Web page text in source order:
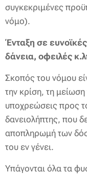
συγκεκριμένες
νόμο).
Ένταξη σε
δάνεια, οφειλές
Σκοπός του νόμου
την κρίση, τη
υποχρεώσεις προς
δανειολήπτης, που
αποπληρωμή των
του εν γένει.
Υπάγονται όλα τα